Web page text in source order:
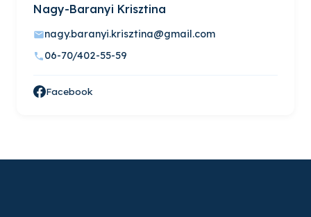
Nagy-Baranyi Krisztina
nagy.baranyi.krisztina@gmail.com
06-70/402-55-59
Facebook